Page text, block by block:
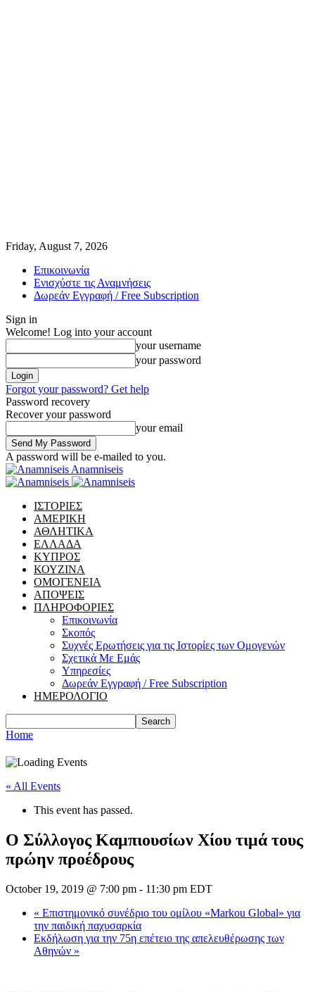
Friday, August 7, 2026
Επικοινωνία
Ενισχύστε τις Αναμνήσεις
Δωρεάν Εγγραφή / Free Subscription
Sign in
Welcome! Log into your account
your username
your password
Forgot your password? Get help
Password recovery
Recover your password
your email
A password will be e-mailed to you.
Anamniseis
ΙΣΤΟΡΙΕΣ
ΑΜΕΡΙΚΗ
ΑΘΛΗΤΙΚΑ
ΕΛΛΑΔΑ
ΚΥΠΡΟΣ
ΚΟΥΖΙΝΑ
ΟΜΟΓΕΝΕΙΑ
ΑΠΟΨΕΙΣ
ΠΛΗΡΟΦΟΡΙΕΣ
Επικοινωνία
Σκοπός
Συχνές Ερωτήσεις για τις Ιστορίες των Ομογενών
Σχετικά Με Εμάς
Υπηρεσίες
Δωρεάν Εγγραφή / Free Subscription
ΗΜΕΡΟΛΟΓΙΟ
Home
« All Events
This event has passed.
Ο Σύλλογος Καμπιουσίων Χίου τιμά τους
πρώην προέδρους
October 19, 2019 @ 7:00 pm - 11:30 pm EDT
« Επιστημονικό συνέδριο του ομίλου «Markou Global» για
την παιδική παχυσαρκία
Εκδήλωση για την 75η επέτειο της απελευθέρωσης των
Αθηνών »